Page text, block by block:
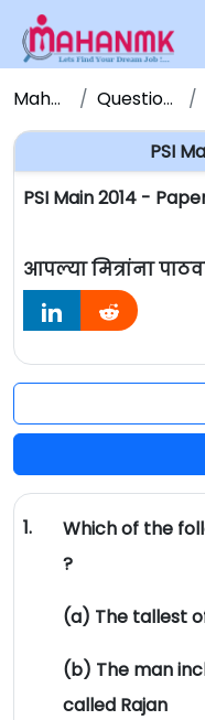
Maha NMK Question Papers
PSI
PSI Main 2014 -
आपल्या मित्रांना
1.
Which of the
?
(a) The tallest
(b) The man
called Rajan